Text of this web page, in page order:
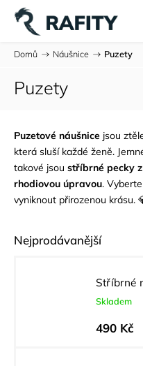
Domů / Náušnice / Puzety
Puzety
Puzetové náušnice jsou
která sluší každé ženě.
takové jsou stříbrné pecky
rhodiovou úpravou.
vyniknout přirozenou krásu.
Nejprodávanější
Stříbrné
Skladem
490 Kč